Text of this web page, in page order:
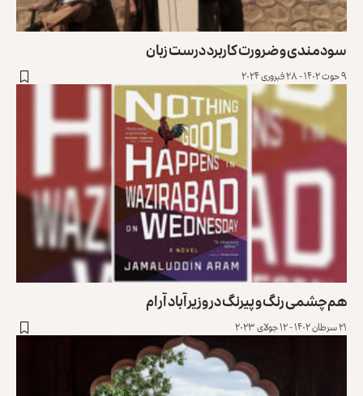
سودمندی و ضرورت کاربرد درست زبان
۹ حوت ۱۴۰۲ - ۲۸ فبروری ۲۰۲۴
هم‌چشمی رنگ و پیرنگ در وزیرآباد آرام
۲۱ سرطان ۱۴۰۲ - ۱۲ جولای ۲۰۲۳